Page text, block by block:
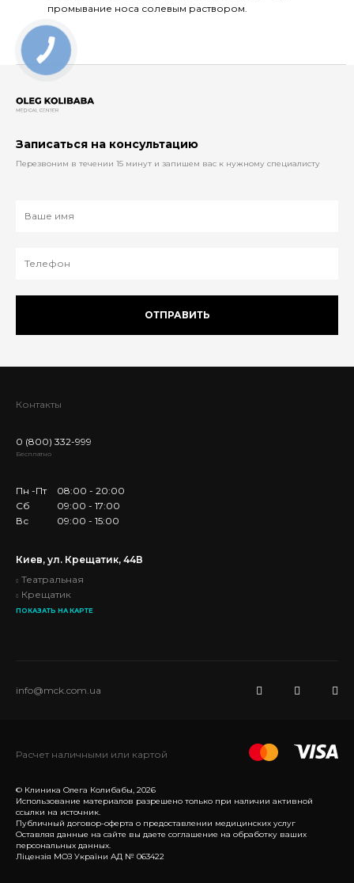
промывание носа солевым раствором.
Записаться на консультацию
Перезвоним в течении 15 минут и запишем вас к нужному специалисту
ОТПРАВИТЬ
Контакты
0 (800) 332-999
Бесплатно
Пн -Пт
08:00 - 20:00
Сб
09:00 - 17:00
Вс
09:00 - 15:00
Киев, ул. Крещатик, 44В
Театральная
Крещатик
ПОКАЗАТЬ НА КАРТЕ
info@mck.com.ua
© Клиника Олега Колибабы, 2026
Использование материалов разрешено только при наличии активной
ссылки на источник.
Публичный договор-оферта о предоставлении медицинских услуг
Оставляя данные на сайте вы даете соглашение на обработку ваших
персональных данных.
Ліцензія МОЗ України АД № 063422
Расчет наличными или картой